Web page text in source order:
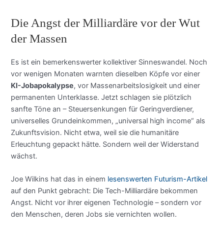
Die Angst der Milliardäre vor der Wut
der Massen
Es ist ein bemerkenswerter kollektiver Sinneswandel. Noch
vor wenigen Monaten warnten dieselben Köpfe vor einer
KI-Jobapokalypse, vor Massenarbeitslosigkeit und einer
permanenten Unterklasse. Jetzt schlagen sie plötzlich
sanfte Töne an – Steuersenkungen für Geringverdiener,
universelles Grundeinkommen, „universal high income“ als
Zukunftsvision. Nicht etwa, weil sie die humanitäre
Erleuchtung gepackt hätte. Sondern weil der Widerstand
wächst.
Joe Wilkins hat das in einem lesenswerten Futurism-Artikel
auf den Punkt gebracht: Die Tech-Milliardäre bekommen
Angst. Nicht vor ihrer eigenen Technologie – sondern vor
den Menschen, deren Jobs sie vernichten wollen.